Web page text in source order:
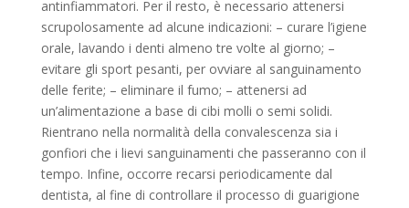
antinfiammatori. Per il resto, è necessario attenersi
scrupolosamente ad alcune indicazioni: – curare l’igiene
orale, lavando i denti almeno tre volte al giorno; –
evitare gli sport pesanti, per ovviare al sanguinamento
delle ferite; – eliminare il fumo; – attenersi ad
un’alimentazione a base di cibi molli o semi solidi.
Rientrano nella normalità della convalescenza sia i
gonfiori che i lievi sanguinamenti che passeranno con il
tempo. Infine, occorre recarsi periodicamente dal
dentista, al fine di controllare il processo di guarigione